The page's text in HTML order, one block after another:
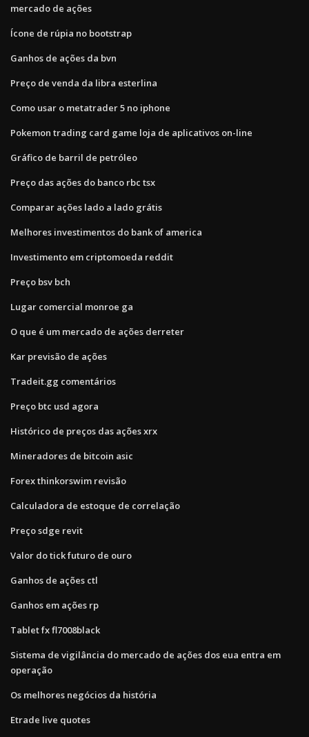
mercado de ações
Ícone de rúpia no bootstrap
Ganhos de ações da bvn
Preço de venda da libra esterlina
Como usar o metatrader 5 no iphone
Pokemon trading card game loja de aplicativos on-line
Gráfico de barril de petróleo
Preço das ações do banco rbc tsx
Comparar ações lado a lado grátis
Melhores investimentos do bank of america
Investimento em criptomoeda reddit
Preço bsv bch
Lugar comercial monroe ga
O que é um mercado de ações derreter
Kar previsão de ações
Tradeit.gg comentários
Preço btc usd agora
Histórico de preços das ações xrx
Mineradores de bitcoin asic
Forex thinkorswim revisão
Calculadora de estoque de correlação
Preço sdge revit
Valor do tick futuro de ouro
Ganhos de ações ctl
Ganhos em ações rp
Tablet fx fl7008black
Sistema de vigilância do mercado de ações dos eua entra em
operação
Os melhores negócios da história
Etrade live quotes